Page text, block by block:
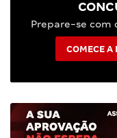
Prepare-se com
COMECE A